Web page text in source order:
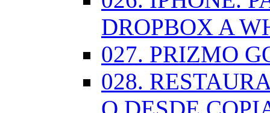
DROPBOX A
027. PRIZMO
028.